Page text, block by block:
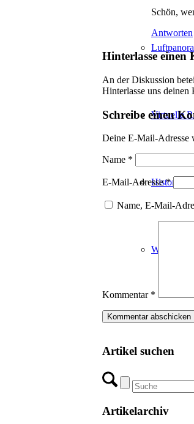
Virtuelle
Historisch
Wien
Schön,
Antworten
Hinterlasse einen
An der Diskussion
Hinterlasse uns deinen
Schreibe einen
Deine E-Mail-Adresse
Name *
E-Mail-Adresse*
Name, E-Mail-
Kommentar *
Artikel suchen
Artikelarchiv